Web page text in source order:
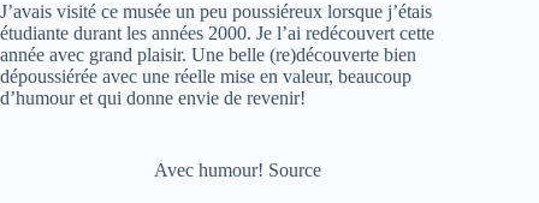
J’avais visité ce musée un peu poussiéreux lorsque j’étais
étudiante durant les années 2000. Je l’ai redécouvert cette
année avec grand plaisir. Une belle (re)découverte bien
dépoussiérée avec une réelle mise en valeur, beaucoup
d’humour et qui donne envie de revenir!
Avec humour! Source